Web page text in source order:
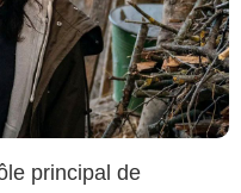
principal de